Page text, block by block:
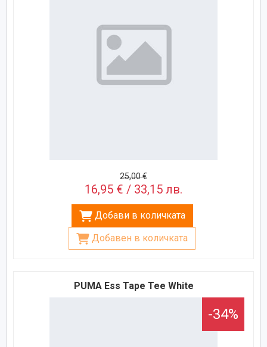
25,00 €
16,95 € / 33,15 лв.
Добави в количката
Добавен в количката
PUMA Ess Tape Tee White
-34%